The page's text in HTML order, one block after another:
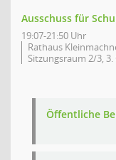
Ausschuss für
19:07-21:50 Uhr
Rathaus
Sitzungsraum 2/3, 3.
Öffentliche